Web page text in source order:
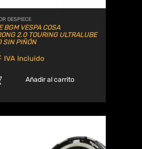
DESPIECE
BGM VESPA COSA
2.0 TOURING ULTRALUBE
SIN PIÑÓN
IVA Incluido
Añadir al carrito